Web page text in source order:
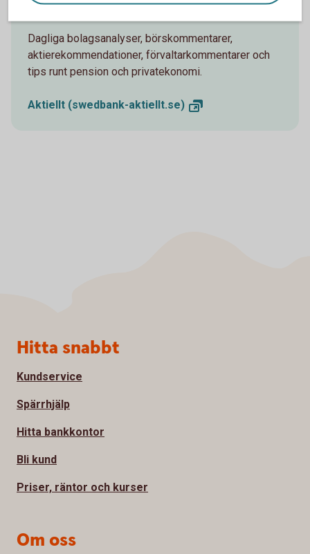
Aktiellt
Dagliga bolagsanalyser, börskommentarer,
aktierekommendationer, förvaltarkommentarer och
tips runt pension och privatekonomi.
Aktiellt (swedbank-aktiellt.se)
Sidfot
Hitta snabbt
Kundservice
Spärrhjälp
Hitta bankkontor
Bli kund
Priser, räntor och kurser
Om oss